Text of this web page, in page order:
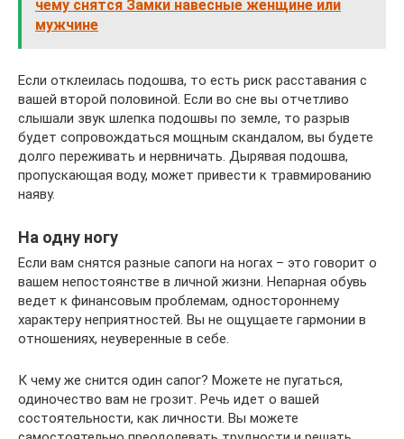
чему снятся Замки навесные женщине или
мужчине
Если отклеилась подошва, то есть риск расставания с
вашей второй половиной. Если во сне вы отчетливо
слышали звук шлепка подошвы по земле, то разрыв
будет сопровождаться мощным скандалом, вы будете
долго переживать и нервничать. Дырявая подошва,
пропускающая воду, может привести к травмированию
наяву.
На одну ногу
Если вам снятся разные сапоги на ногах – это говорит о
вашем непостоянстве в личной жизни. Непарная обувь
ведет к финансовым проблемам, одностороннему
характеру неприятностей. Вы не ощущаете гармонии в
отношениях, неуверенные в себе.
К чему же снится один сапог? Можете не пугаться,
одиночество вам не грозит. Речь идет о вашей
состоятельности, как личности. Вы можете